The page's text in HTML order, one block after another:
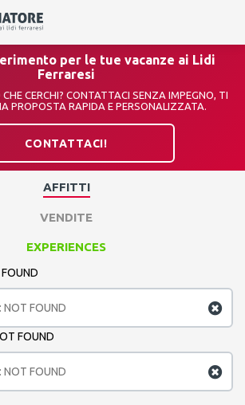
per le tue vacanze ai Lidi
Ferraresi
CERCHI? CONTATTACI SENZA IMPEGNO, TI
PROPOSTA RAPIDA E PERSONALIZZATA.
CONTATTACI!
AFFITTI
VENDITE
EXPERIENCES
FOUND